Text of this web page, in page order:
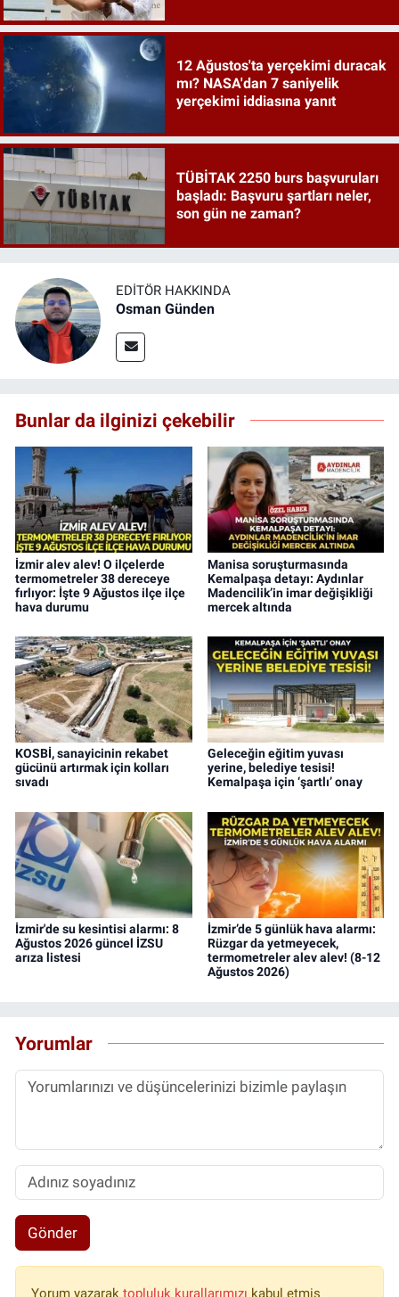
12 Ağustos'ta yerçekimi duracak
mı? NASA'dan 7 saniyelik
yerçekimi iddiasına yanıt
TÜBİTAK 2250 burs başvuruları
başladı: Başvuru şartları neler,
son gün ne zaman?
EDITÖR HAKKINDA
Osman Günden
Bunlar da ilginizi çekebilir
İzmir alev alev! O ilçelerde
termometreler 38 dereceye
fırlıyor: İşte 9 Ağustos ilçe ilçe
hava durumu
Manisa soruşturmasında
Kemalpaşa detayı: Aydınlar
Madencilik’in imar değişikliği
mercek altında
KOSBİ, sanayicinin rekabet
gücünü artırmak için kolları
sıvadı
Geleceğin eğitim yuvası
yerine, belediye tesisi!
Kemalpaşa için ‘şartlı’ onay
İzmir'de su kesintisi alarmı: 8
Ağustos 2026 güncel İZSU
arıza listesi
İzmir’de 5 günlük hava alarmı:
Rüzgar da yetmeyecek,
termometreler alev alev! (8-12
Ağustos 2026)
Yorumlar
Gönder
Yorum yazarak topluluk kurallarımızı kabul etmiş